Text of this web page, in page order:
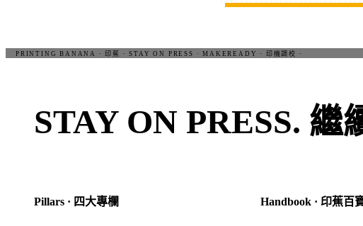
STAY ON PRESS. 繼
Pillars · 四大專欄 Handbook · 印蕉百